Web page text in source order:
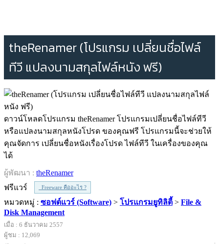
theRenamer (โปรแกรม เปลี่ยนชื่อไฟล์
ทีวี แปลงนามสกุลไฟล์หนัง ฟรี)
ดาวน์โหลดโปรแกรม theRenamer โปรแกรมเปลี่ยนชื่อไฟล์ทีวี
หรือแปลงนามสกุลหนังโปรด ของคุณฟรี โปรแกรมนี้จะช่วยให้
คุณจัดการ เปลี่ยนชื่อหนังเรื่องโปรด ไฟล์ทีวี ในเครื่องของคุณ
ได้
ผู้พัฒนา : theRenamer
ฟรีแวร์
Freeware คืออะไร ?
หมวดหมู่ : ซอฟต์แวร์ (Software) > โปรแกรมยูทิลิตี้ > File &
Disk Management
เมื่อ : 6 ธันวาคม 2557
ผู้ชม : 12,069